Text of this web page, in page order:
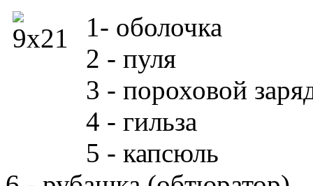
1- оболочка
2 - пуля
3 - пороховой
4 - гильза
5 - капсюль